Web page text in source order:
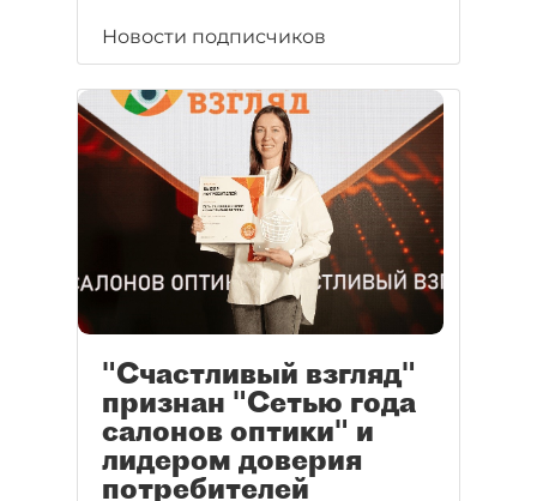
Новости подписчиков
"Счастливый взгляд"
признан "Сетью года
салонов оптики" и
лидером доверия
потребителей